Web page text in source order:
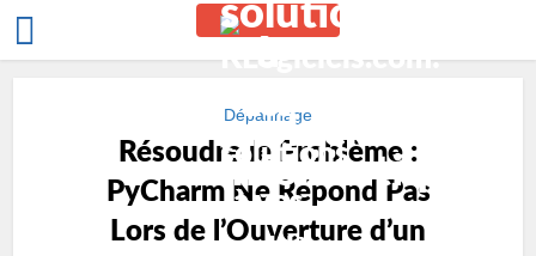
Dépannage
Résoudre le Problème :
PyCharm Ne Répond Pas
Lors de l’Ouverture d’un